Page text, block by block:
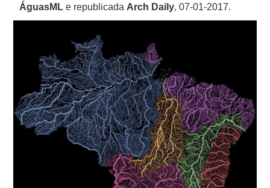
ÁguasML e republicada Arch Daily, 07-01-2017.